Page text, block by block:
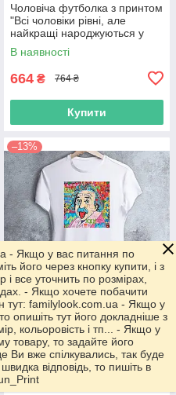
Чоловіча футболка з принтом
"Всі чоловіки рівні, але
найкращі народжуються у
вересні" Push IT
В наявності
664 ₴ 764 ₴
Купити
–13%
Чоловіча футболка "Альберт
Ейнштейн" Push IT
В наявності
664₴ 764 ₴
- Якщо у вас питання по
його через кнопку купити, і з
все уточнить по розмірах,
- Якщо хочете побачити
тут: familylook.com.ua - Якщо у
опишіть тут його докладніше з
кольоровість і тп... - Якщо у
товару, то задайте його
вже спілкувались, так буде
відповідь, то пишіть в